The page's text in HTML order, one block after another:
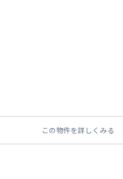
この物件を詳しくみる